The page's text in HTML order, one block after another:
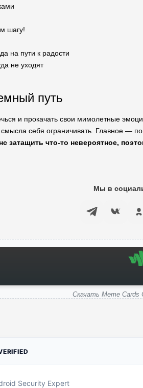
шагу!
на пути к радости
не уходят
путь
и прокачать свои мимолетные
себя ограничивать. Главное —
затащить что-то невероятное,
Мы в
Скачать Meme Cards
Security Expert